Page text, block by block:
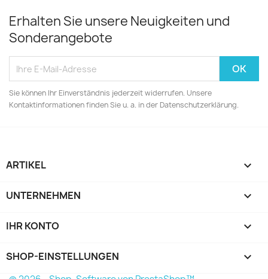
Erhalten Sie unsere Neuigkeiten und
Sonderangebote
Sie können Ihr Einverständnis jederzeit widerrufen. Unsere
Kontaktinformationen finden Sie u. a. in der Datenschutzerklärung.
ARTIKEL 
UNTERNEHMEN 
IHR KONTO 
SHOP-EINSTELLUNGEN keyboard_arrow_down